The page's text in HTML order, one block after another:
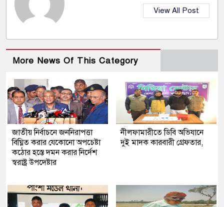
View All Post
More News Of This Category
জাতীয় নির্বাচনে জননিরাপত্তা
বিঘ্নিত করার যেকোনো অপচেষ্টা
কঠোর হস্তে দমন করার নির্দেশ
স্বরাষ্ট্র উপদেষ্টার
নীলফামারীতে ডিবি অভিযানে
দুই মাদক কারবারী গ্রেফতার,